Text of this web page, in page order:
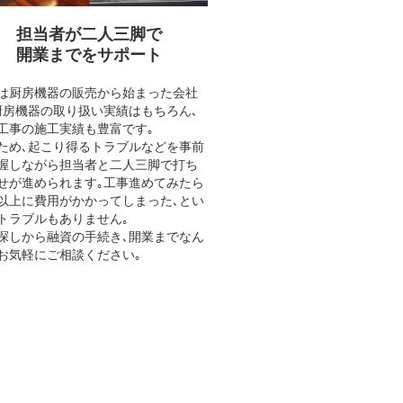
担当者が二人三脚で
開業までをサポート
厨房機器の販売から始まった会社
機器の取り扱い実績はもちろん､
事の施工実績も豊富です｡
め､起こり得るトラブルなどを事前
しながら担当者と二人三脚で打ち
が進められます｡工事進めてみたら
上に費用がかかってしまった､とい
ラブルもありません｡
しから融資の手続き､開業までなん
気軽にご相談ください｡